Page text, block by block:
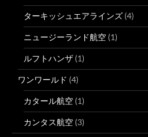
ターキッシュエアラインズ (4)
ニュージーランド航空 (1)
ルフトハンザ (1)
ワンワールド (4)
カタール航空 (1)
カンタス航空 (3)